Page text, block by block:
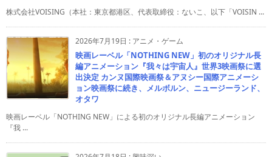
株式会社VOISING（本社：東京都港区、代表取締役：ないこ、以下「VOISIN ...
2026年7月19日 : アニメ・ゲーム
映画レーベル「NOTHING NEW」初のオリジナル長
編アニメーション『我々は宇宙人』世界3映画祭に選
出決定 カンヌ国際映画祭＆アヌシー国際アニメーシ
ョン映画祭に続き、メルボルン、ニュージーランド、
オタワ
映画レーベル「NOTHING NEW」による初のオリジナル長編アニメーション
『我 ...